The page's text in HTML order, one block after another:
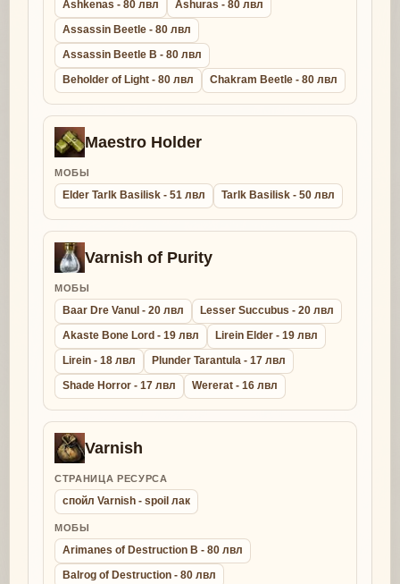
Ashkenas - 80 лвл
Ashuras - 80 лвл
Assassin Beetle - 80 лвл
Assassin Beetle B - 80 лвл
Beholder of Light - 80 лвл
Chakram Beetle - 80 лвл
Maestro Holder
МОБЫ
Elder Tarlk Basilisk - 51 лвл Tarlk Basilisk - 50 лвл
Varnish of Purity
МОБЫ
Baar Dre Vanul - 20 лвл
Lesser Succubus - 20 лвл
Akaste Bone Lord - 19 лвл
Lirein Elder - 19 лвл
Lirein - 18 лвл
Plunder Tarantula - 17 лвл
Shade Horror - 17 лвл
Wererat - 16 лвл
Varnish
СТРАНИЦА РЕСУРСА
спойл Varnish - spoil лак
МОБЫ
Arimanes of Destruction B - 80 лвл
Balrog of Destruction - 80 лвл